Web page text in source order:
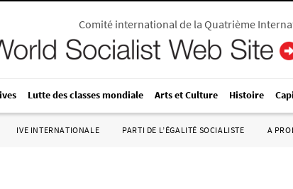
Comité international de la Quatrième
Lutte des classes mondiale Arts et Culture Histoire
IVE INTERNATIONALE PARTI DE L’ÉGALITÉ SOCIALISTE A